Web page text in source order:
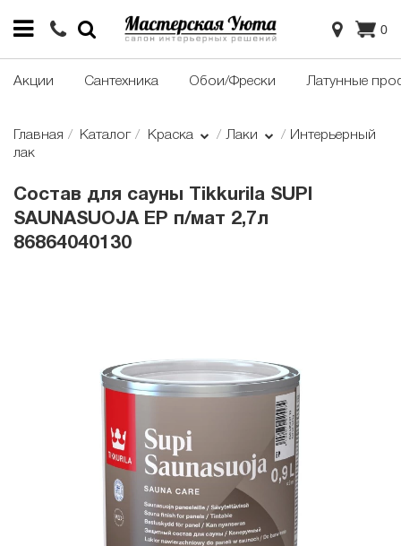
0
Акции Сантехника Обои/Фрески Латунные
Главная Каталог Краска Лаки
Интерьерный
лак
Состав для сауны Tikkurila SUPI
SAUNASUOJA EP п/мат 2,7л
86864040130